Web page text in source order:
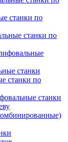
станки по
станки по
станки
станки по
станки